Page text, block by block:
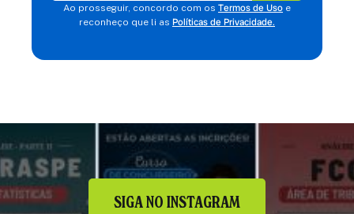
Ao prosseguir, concordo com os Termos de Uso e
reconheço que li as Políticas de Privacidade.
SIGA NO INSTAGRAM